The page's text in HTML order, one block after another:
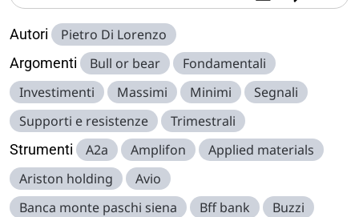
Autori Pietro Di Lorenzo
Argomenti Bull or bear
Fondamentali
Investimenti
Massimi Minimi
Segnali
Supporti e resistenze
Trimestrali
Strumenti A2a Amplifon
Applied materials
Ariston holding
Avio
Banca monte paschi siena
Bff bank
Buzzi